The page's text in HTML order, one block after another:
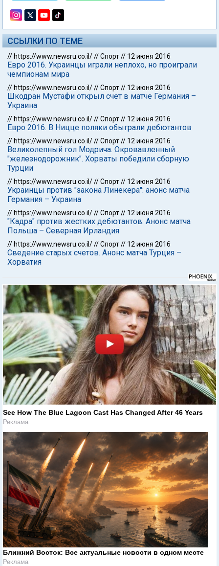
ССЫЛКИ ПО ТЕМЕ
// https://www.newsru.co.il///Спорт// 12 июня 2016
Евро 2016. Украинцы играли неплохо, но проиграли
чемпионам мира
// https://www.newsru.co.il///Спорт// 12 июня 2016
Шкодран Мустафи открыл счет в матче Германия –
Украина
// https://www.newsru.co.il///Спорт// 12 июня 2016
Евро 2016. В Ницце поляки обыграли дебютантов
// https://www.newsru.co.il///Спорт// 12 июня 2016
Великолепный гол Модрича. Окровавленный
"железнодорожник". Хорваты победили сборную
Турции
// https://www.newsru.co.il///Спорт// 12 июня 2016
Украинцы против "закона Линекера": анонс матча
Германия – Украина
// https://www.newsru.co.il///Спорт// 12 июня 2016
"Кадра" против жестких дебютантов: Анонс матча
Польша – Северная Ирландия
// https://www.newsru.co.il///Спорт// 12 июня 2016
Сведение старых счетов. Анонс матча Турция –
Хорватия
See How The Blue Lagoon Cast Has Changed After 46 Years
Реклама
Ближний Восток: Все актуальные новости в одном месте
Реклама